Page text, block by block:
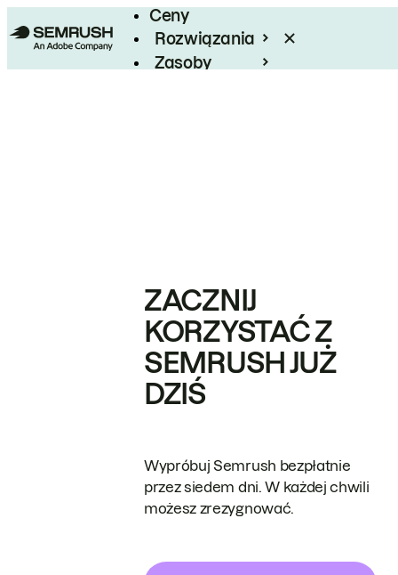
Ceny
Rozwiązania
Zasoby
ZACZNIJ
KORZYSTAĆ Z
SEMRUSH JUŻ
DZIŚ
Wypróbuj Semrush bezpłatnie
przez siedem dni. W każdej chwili
możesz zrezygnować.